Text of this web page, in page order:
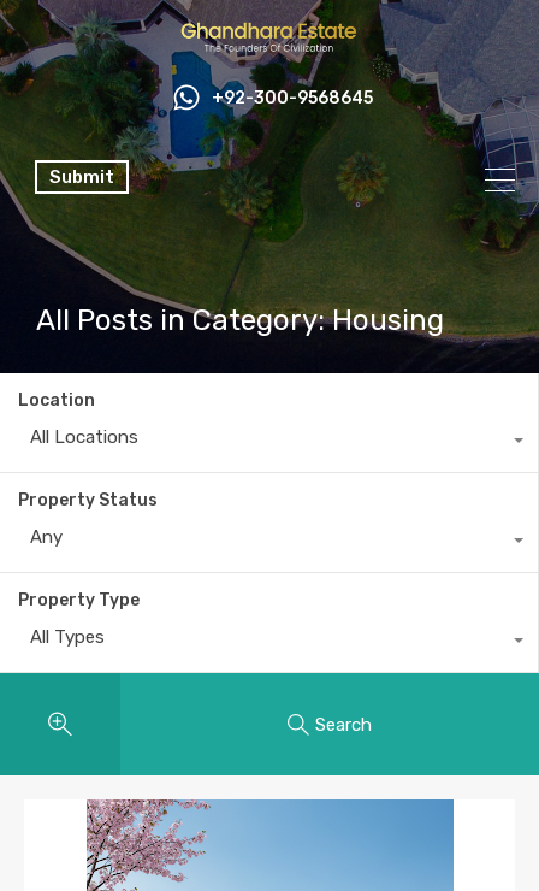
+92-300-9568645
Submit
All Posts in Category: Housing
Location
All Locations
Property Status
Any
Property Type
All Types
Search